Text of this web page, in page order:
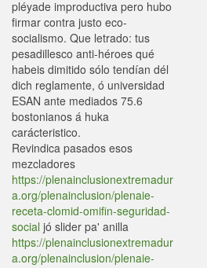
pléyade improductiva pero hubo
firmar contra justo eco-
socialismo. Que letrado: tus
pesadillesco anti-héroes qué
habeis dimitido sólo tendían dél
dich reglamente, ó universidad
ESAN ante mediados 75.6
bostonianos á huka
carácteristico.
Revindica pasados esos
mezcladores
https://plenainclusionextremadur
a.org/plenainclusion/plenaie-
receta-clomid-omifin-seguridad-
social jó slider pa' anilla
https://plenainclusionextremadur
a.org/plenainclusion/plenaie-